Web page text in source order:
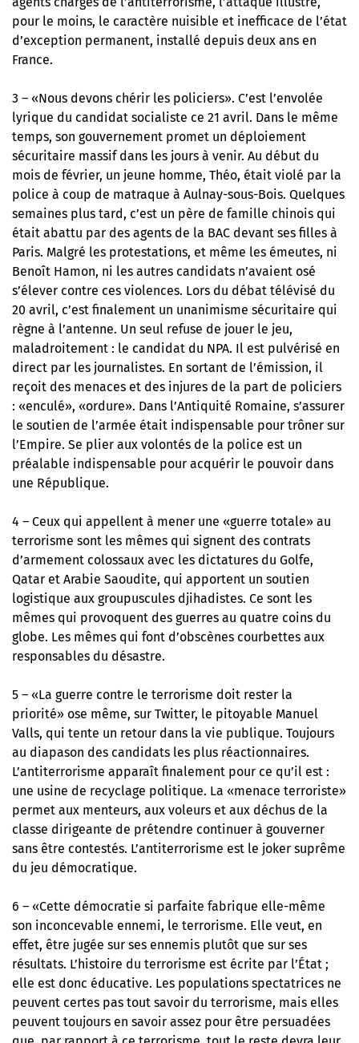
pour le moins, le caractère nuisible et inefficace de l’état
d’exception permanent, installé depuis deux ans en
France.
3 – «Nous devons chérir les policiers». C’est l’envolée
lyrique du candidat socialiste ce 21 avril. Dans le même
temps, son gouvernement promet un déploiement
sécuritaire massif dans les jours à venir. Au début du
mois de février, un jeune homme, Théo, était violé par la
police à coup de matraque à Aulnay-sous-Bois. Quelques
semaines plus tard, c’est un père de famille chinois qui
était abattu par des agents de la BAC devant ses filles à
Paris. Malgré les protestations, et même les émeutes, ni
Benoît Hamon, ni les autres candidats n’avaient osé
s’élever contre ces violences. Lors du débat télévisé du
20 avril, c’est finalement un unanimisme sécuritaire qui
règne à l’antenne. Un seul refuse de jouer le jeu,
maladroitement : le candidat du NPA. Il est pulvérisé en
direct par les journalistes. En sortant de l’émission, il
reçoit des menaces et des injures de la part de policiers
: «enculé», «ordure». Dans l’Antiquité Romaine, s’assurer
le soutien de l’armée était indispensable pour trôner sur
l’Empire. Se plier aux volontés de la police est un
préalable indispensable pour acquérir le pouvoir dans
une République.
4 – Ceux qui appellent à mener une «guerre totale» au
terrorisme sont les mêmes qui signent des contrats
d’armement colossaux avec les dictatures du Golfe,
Qatar et Arabie Saoudite, qui apportent un soutien
logistique aux groupuscules djihadistes. Ce sont les
mêmes qui provoquent des guerres au quatre coins du
globe. Les mêmes qui font d’obscènes courbettes aux
responsables du désastre.
5 – «La guerre contre le terrorisme doit rester la
priorité» ose même, sur Twitter, le pitoyable Manuel
Valls, qui tente un retour dans la vie publique. Toujours
au diapason des candidats les plus réactionnaires.
L’antiterrorisme apparaît finalement pour ce qu’il est :
une usine de recyclage politique. La «menace terroriste»
permet aux menteurs, aux voleurs et aux déchus de la
classe dirigeante de prétendre continuer à gouverner
sans être contestés. L’antiterrorisme est le joker suprême
du jeu démocratique.
6 – «Cette démocratie si parfaite fabrique elle-même
son inconcevable ennemi, le terrorisme. Elle veut, en
effet, être jugée sur ses ennemis plutôt que sur ses
résultats. L’histoire du terrorisme est écrite par l’État ;
elle est donc éducative. Les populations spectatrices ne
peuvent certes pas tout savoir du terrorisme, mais elles
peuvent toujours en savoir assez pour être persuadées